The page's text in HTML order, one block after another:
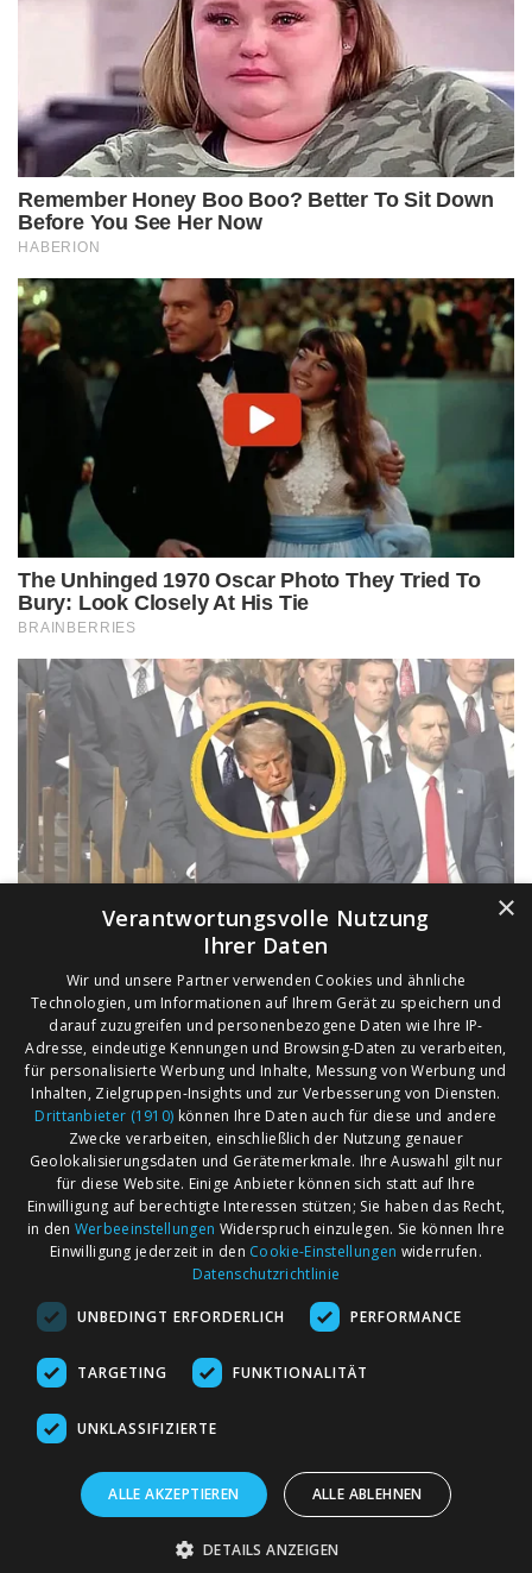
AGB
Impressum
Kontakt
Märkte nach Bundesländern
Märkte nach PLZ
Märkte nach Umkreis
Flohmarkt
×
Verantwortungsvolle Nutzung
Ihrer Daten
Wir und unsere Partner verwenden Cookies und ähnliche
Technologien, um Informationen auf Ihrem Gerät zu speichern und
darauf zuzugreifen und personenbezogene Daten wie Ihre IP-
Adresse, eindeutige Kennungen und Browsing-Daten zu verarbeiten,
für personalisierte Werbung und Inhalte, Messung von Werbung und
Inhalten, Zielgruppen-Insights und zur Verbesserung von Diensten.
Drittanbieter (1910) können Ihre Daten auch für diese und andere
Zwecke verarbeiten, einschließlich der Nutzung genauer
Geolokalisierungsdaten und Gerätemerkmale. Ihre Auswahl gilt nur
für diese Website. Einige Anbieter können sich statt auf Ihre
Einwilligung auf berechtigte Interessen stützen; Sie haben das Recht,
in den Werbeeinstellungen Widerspruch einzulegen. Sie können Ihre
Einwilligung jederzeit in den Cookie-Einstellungen widerrufen.
Datenschutzrichtlinie
UNBEDINGT ERFORDERLICH PERFORMANCE
TARGETING FUNKTIONALITÄT
UNKLASSIFIZIERTE
ALLE AKZEPTIEREN ALLE ABLEHNEN
DETAILS ANZEIGEN